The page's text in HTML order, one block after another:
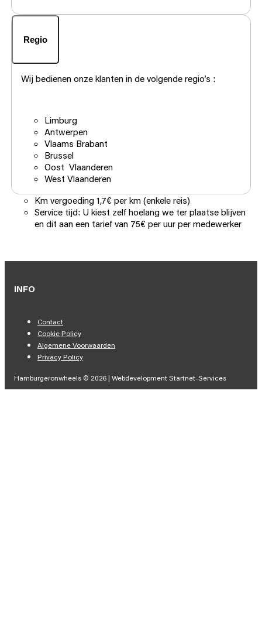
Regio
Wij bedienen onze klanten in de volgende regio’s :
Limburg
Antwerpen
Vlaams Brabant
Brussel
Oost Vlaanderen
West Vlaanderen
Km vergoeding 1,7€ per km (enkele reis)
Service tijd: U kiest zelf hoelang we ter plaatse blijven
en dit aan een tarief van 75€ per uur per medewerker
INFO
Contact
Cookie Policy
Algemene Voorwaarden
Privacy Policy
Hamburgeronwheels © 2026 | Webdevelopment Startnet-Services